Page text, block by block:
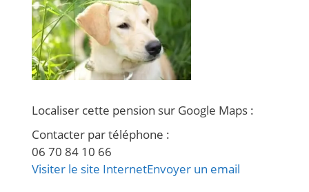
Localiser cette pension sur Google Maps :
Contacter par téléphone :
06 70 84 10 66
Visiter le site InternetEnvoyer un email